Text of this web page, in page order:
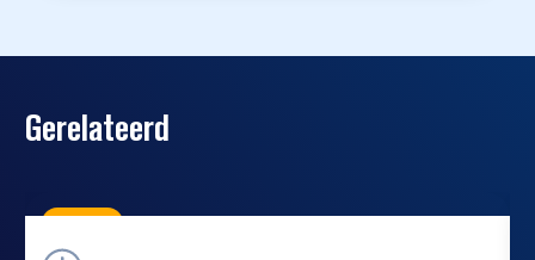
Gerelateerd